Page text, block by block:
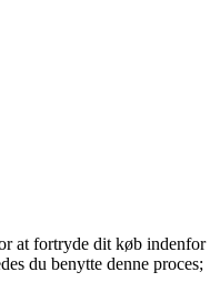
at fortryde dit køb indenfor
du benytte denne proces;